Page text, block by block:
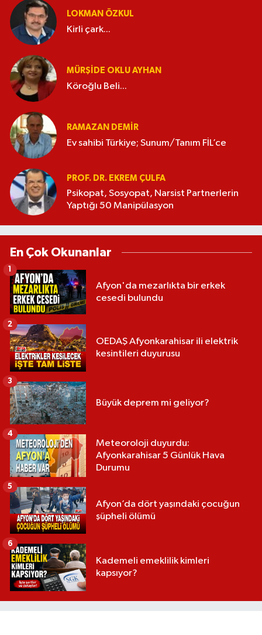
LOKMAN ÖZKUL
Kirli çark...
MÜRŞIDE OKLU AYHAN
Köroğlu Beli...
RAMAZAN DEMİR
Ev sahibi Türkiye; Sunum/Tanım FİL’ce
PROF. DR. EKREM ÇULFA
Psikopat, Sosyopat, Narsist Partnerlerin
Yaptığı 50 Manipülasyon
En Çok Okunanlar
Afyon'da mezarlıkta bir erkek
cesedi bulundu
1
OEDAŞ Afyonkarahisar ili elektrik
kesintileri duyurusu
2
Büyük deprem mi geliyor?
3
Meteoroloji duyurdu:
Afyonkarahisar 5 Günlük Hava
Durumu
4
Afyon’da dört yaşındaki çocuğun
şüpheli ölümü
5
Kademeli emeklilik kimleri
kapsıyor?
6